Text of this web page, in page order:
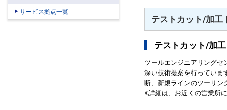
テストカット/加工
テストカット/加
ツールエンジニアリングセ
深い技術提案を行っていま
断、新規ラインのツーリン
※詳細は、お近くの営業所
サービス拠点一覧